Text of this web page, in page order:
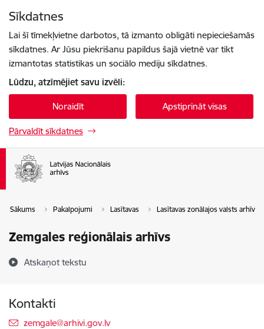
Sīkdatnes
Lai šī tīmekļvietne darbotos, tā izmanto obligāti nepieciešamās
sīkdatnes. Ar Jūsu piekrišanu papildus šajā vietnē var tikt
izmantotas statistikas un sociālo mediju sīkdatnes.
Lūdzu, atzīmējiet savu izvēli:
Noraidīt Apstiprināt visas
Pārvaldīt sīkdatnes
Sākums Pakalpojumi Lasītavas Lasītavas zonālajos valsts arhīvos
Zemgales reģionālais arhīvs
Atskaņot tekstu
Kontakti
E-pasts:
zemgale@arhivi.gov.lv